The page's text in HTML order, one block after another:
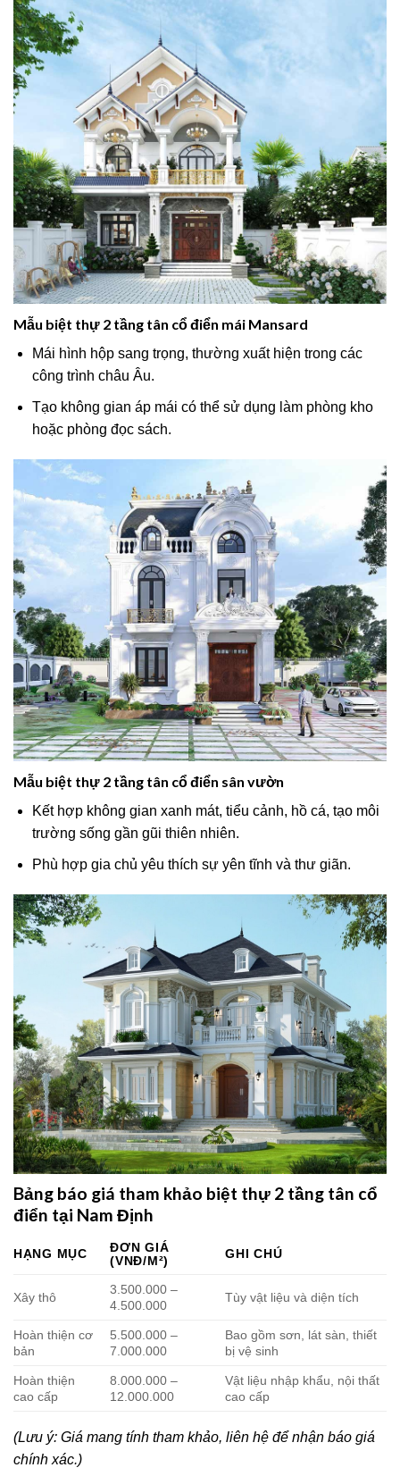
Mẫu biệt thự 2 tầng tân cổ điển mái Mansard
Mái hình hộp sang trọng, thường xuất hiện trong các
công trình châu Âu.
Tạo không gian áp mái có thể sử dụng làm phòng kho
hoặc phòng đọc sách.
Mẫu biệt thự 2 tầng tân cổ điển sân vườn
Kết hợp không gian xanh mát, tiểu cảnh, hồ cá, tạo môi
trường sống gần gũi thiên nhiên.
Phù hợp gia chủ yêu thích sự yên tĩnh và thư giãn.
Bảng báo giá tham khảo biệt thự 2 tầng tân cổ
điển tại Nam Định
HẠNG MỤC
ĐƠN GIÁ
(VNĐ/M²)
GHI CHÚ
Xây thô
3.500.000 –
4.500.000
Tùy vật liệu và diện tích
Hoàn thiện cơ
bản
5.500.000 –
7.000.000
Bao gồm sơn, lát sàn, thiết
bị vệ sinh
Hoàn thiện
cao cấp
8.000.000 –
12.000.000
Vật liệu nhập khẩu, nội thất
cao cấp
(Lưu ý: Giá mang tính tham khảo, liên hệ để nhận báo giá
chính xác.)